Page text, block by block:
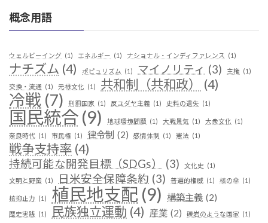
概念用語
ウェルビーイング (1) エネルギー (1) ナショナル・インディファレンス (1)
ナチズム (4) ポピュリズム (1) マイノリティ (3) 主権 (1)
交換・流通 (1) 元禄文化 (1) 共和制（共和政） (4)
冷戦 (7) 刑罰国家 (1) 反ユダヤ主義 (1) 史料の遺失 (1)
国民統合 (9) 地球環境問題 (1) 大戦景気 (1) 大衆文化 (1)
奈良時代 (1) 市民権 (1) 律令制 (2) 感情体制 (1) 憲法 (1)
戦争支持率 (4)
持続可能な開発目標（SDGs） (3) 文化史 (1)
文明と野蛮 (1) 日米安全保障条約 (3) 普遍的権威 (1) 核の傘 (1)
核抑止力 (1) 植民地支配 (9) 構築主義 (2)
歴史実践 (1) 民族独立運動 (4) 産業 (2) 礫岩のような国家 (1)